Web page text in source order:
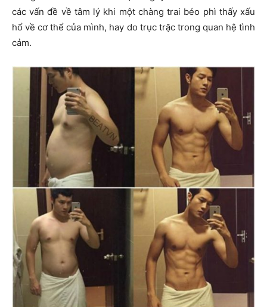
các vấn đề về tâm lý khi một chàng trai béo phì thấy xấu
hổ về cơ thể của mình, hay do trục trặc trong quan hệ tình
cảm.